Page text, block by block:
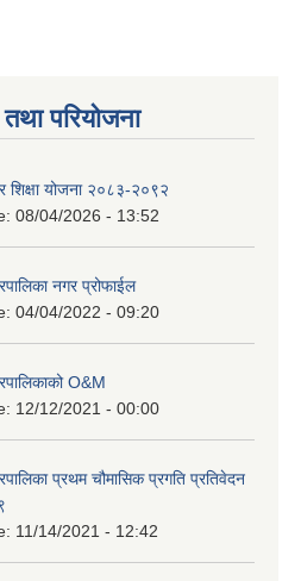
परियोजना
शिक्षा योजना २०८३-२०९२
08/04/2026 - 13:52
नगर प्रोफाईल
04/04/2022 - 09:20
O&M
12/12/2021 - 00:00
प्रथम चौमासिक प्रगति प्रतिवेदन
11/14/2021 - 12:42